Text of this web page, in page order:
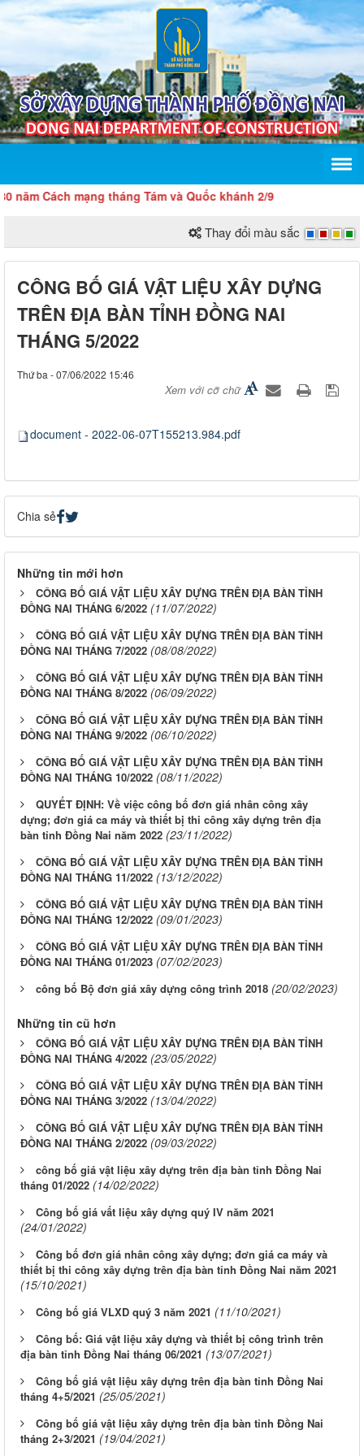
Cách mạng tháng Tám và Quốc khánh 2/9
Thay đổi màu sắc
CÔNG BỐ GIÁ VẬT LIỆU XÂY DỰNG
TRÊN ĐỊA BÀN TỈNH ĐỒNG NAI
THÁNG 5/2022
Thứ ba - 07/06/2022 15:46
Xem với cỡ chữ
document - 2022-06-07T155213.984.pdf
Chia sẻ
Những tin mới hơn
CÔNG BỐ GIÁ VẬT LIỆU XÂY DỰNG TRÊN ĐỊA BÀN TỈNH
ĐỒNG NAI THÁNG 6/2022 (11/07/2022)
CÔNG BỐ GIÁ VẬT LIỆU XÂY DỰNG TRÊN ĐỊA BÀN TỈNH
ĐỒNG NAI THÁNG 7/2022 (08/08/2022)
CÔNG BỐ GIÁ VẬT LIỆU XÂY DỰNG TRÊN ĐỊA BÀN TỈNH
ĐỒNG NAI THÁNG 8/2022 (06/09/2022)
CÔNG BỐ GIÁ VẬT LIỆU XÂY DỰNG TRÊN ĐỊA BÀN TỈNH
ĐỒNG NAI THÁNG 9/2022 (06/10/2022)
CÔNG BỐ GIÁ VẬT LIỆU XÂY DỰNG TRÊN ĐỊA BÀN TỈNH
ĐỒNG NAI THÁNG 10/2022 (08/11/2022)
QUYẾT ĐỊNH: Về việc công bố đơn giá nhân công xây
dựng; đơn giá ca máy và thiết bị thi công xây dựng trên địa
bàn tỉnh Đồng Nai năm 2022 (23/11/2022)
CÔNG BỐ GIÁ VẬT LIỆU XÂY DỰNG TRÊN ĐỊA BÀN TỈNH
ĐỒNG NAI THÁNG 11/2022 (13/12/2022)
CÔNG BỐ GIÁ VẬT LIỆU XÂY DỰNG TRÊN ĐỊA BÀN TỈNH
ĐỒNG NAI THÁNG 12/2022 (09/01/2023)
CÔNG BỐ GIÁ VẬT LIỆU XÂY DỰNG TRÊN ĐỊA BÀN TỈNH
ĐỒNG NAI THÁNG 01/2023 (07/02/2023)
công bố Bộ đơn giá xây dựng công trình 2018 (20/02/2023)
Những tin cũ hơn
CÔNG BỐ GIÁ VẬT LIỆU XÂY DỰNG TRÊN ĐỊA BÀN TỈNH
ĐỒNG NAI THÁNG 4/2022 (23/05/2022)
CÔNG BỐ GIÁ VẬT LIỆU XÂY DỰNG TRÊN ĐỊA BÀN TỈNH
ĐỒNG NAI THÁNG 3/2022 (13/04/2022)
CÔNG BỐ GIÁ VẬT LIỆU XÂY DỰNG TRÊN ĐỊA BÀN TỈNH
ĐỒNG NAI THÁNG 2/2022 (09/03/2022)
công bố giá vật liệu xây dựng trên địa bàn tỉnh Đồng Nai
tháng 01/2022 (14/02/2022)
Công bố giá vất liệu xây dựng quý IV năm 2021
(24/01/2022)
Công bố đơn giá nhân công xây dựng; đơn giá ca máy và
thiết bị thi công xây dựng trên địa bàn tỉnh Đồng Nai năm 2021
(15/10/2021)
Công bố giá VLXD quý 3 năm 2021 (11/10/2021)
Công bố: Giá vật liệu xây dựng và thiết bị công trình trên
địa bàn tỉnh Đồng Nai tháng 06/2021 (13/07/2021)
Công bố giá vật liệu xây dựng trên địa bàn tỉnh Đồng Nai
tháng 4+5/2021 (25/05/2021)
Công bố giá vật liệu xây dựng trên địa bàn tỉnh Đồng Nai
tháng 2+3/2021 (19/04/2021)
LỊCH CÔNG TÁC CỦA LÃNH ĐẠO SỞ XÂY DỰNG (Từ ngày
03/8 đến ngày 08/8/2026)